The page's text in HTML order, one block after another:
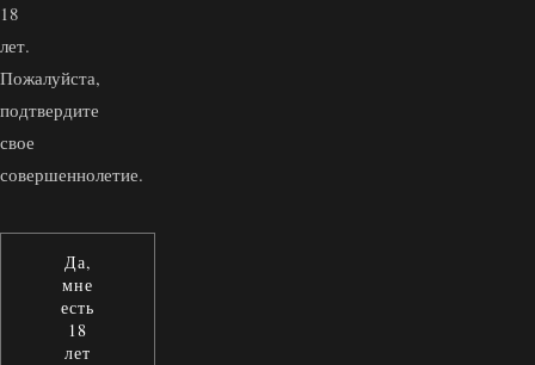
18
лет.
Пожалуйста,
подтвердите
свое
совершеннолетие.
Да,
мне
есть
18
лет